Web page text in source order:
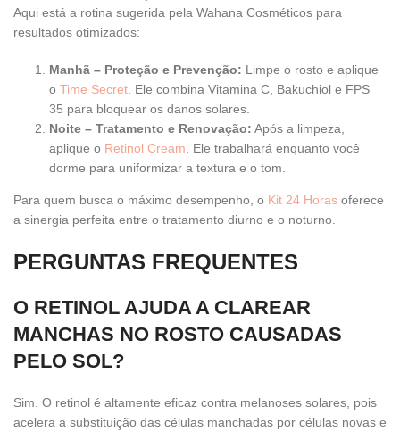
Aqui está a rotina sugerida pela Wahana Cosméticos para
resultados otimizados:
Manhã – Proteção e Prevenção: Limpe o rosto e aplique
o Time Secret. Ele combina Vitamina C, Bakuchiol e FPS
35 para bloquear os danos solares.
Noite – Tratamento e Renovação: Após a limpeza,
aplique o Retinol Cream. Ele trabalhará enquanto você
dorme para uniformizar a textura e o tom.
Para quem busca o máximo desempenho, o Kit 24 Horas oferece
a sinergia perfeita entre o tratamento diurno e o noturno.
PERGUNTAS FREQUENTES
O RETINOL AJUDA A CLAREAR
MANCHAS NO ROSTO CAUSADAS
PELO SOL?
Sim. O retinol é altamente eficaz contra melanoses solares, pois
acelera a substituição das células manchadas por células novas e